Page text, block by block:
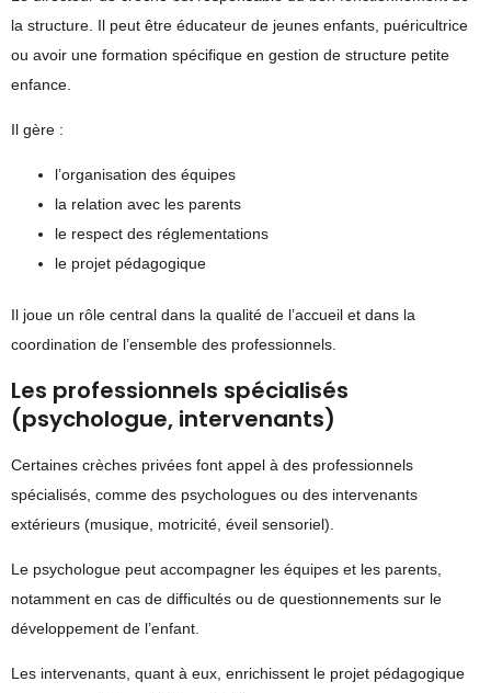
la structure. Il peut être éducateur de jeunes enfants, puéricultrice
ou avoir une formation spécifique en gestion de structure petite
enfance.
Il gère :
l’organisation des équipes
la relation avec les parents
le respect des réglementations
le projet pédagogique
Il joue un rôle central dans la qualité de l’accueil et dans la
coordination de l’ensemble des professionnels.
Les professionnels spécialisés
(psychologue, intervenants)
Certaines crèches privées font appel à des professionnels
spécialisés, comme des psychologues ou des intervenants
extérieurs (musique, motricité, éveil sensoriel).
Le psychologue peut accompagner les équipes et les parents,
notamment en cas de difficultés ou de questionnements sur le
développement de l’enfant.
Les intervenants, quant à eux, enrichissent le projet pédagogique